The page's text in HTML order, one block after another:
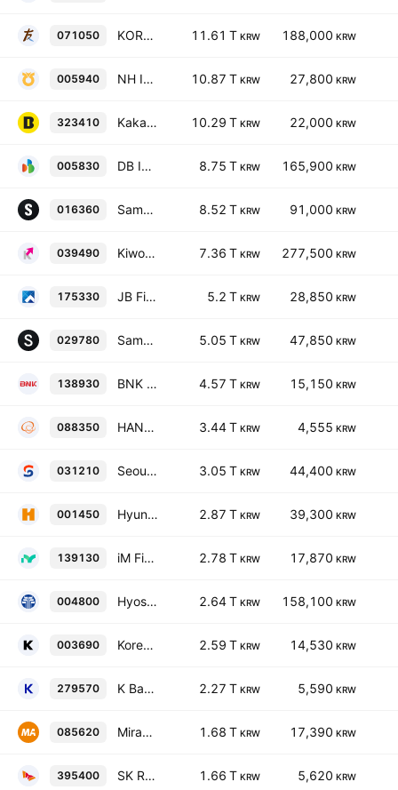
071050 KOREA INVESTMENT HOLDINGS CO LTD 11.61 T KRW 188,000 KRW
005940 NH INVESTMENT & SECURITIES CO.LTD. 10.87 T KRW 27,800 KRW
323410 KakaoBank Corp. 10.29 T KRW 22,000 KRW
005830 DB INSURANCE CO. LTD 8.75 T KRW 165,900 KRW
016360 Samsung Securities Co., Ltd. 8.52 T KRW 91,000 KRW
039490 Kiwoom Securities Co., Ltd 7.36 T KRW 277,500 KRW
175330 JB Financial Group Co., Ltd. 5.2 T KRW 28,850 KRW
029780 Samsung Card Co., Ltd 5.05 T KRW 47,850 KRW
138930 BNK Financial Group, Inc. 4.57 T KRW 15,150 KRW
088350 HANWHA LIFE INSURANCE Co., Ltd. 3.44 T KRW 4,555 KRW
031210 Seoul Guarantee Insurance Company 3.05 T KRW 44,400 KRW
001450 Hyundai Marine & Fire Insurance Co., Ltd. 2.87 T KRW 39,300 KRW
139130 iM Financial Group Co. Ltd. 2.78 T KRW 17,870 KRW
004800 Hyosung Corporation 2.64 T KRW 158,100 KRW
003690 Korean Reinsurance Company 2.59 T KRW 14,530 KRW
279570 K Bank Co., Ltd. 2.27 T KRW 5,590 KRW
085620 Mirae Asset Life Insurance Co., Ltd. 1.68 T KRW 17,390 KRW
395400 SK REIT Co. Ltd. 1.66 T KRW 5,620 KRW